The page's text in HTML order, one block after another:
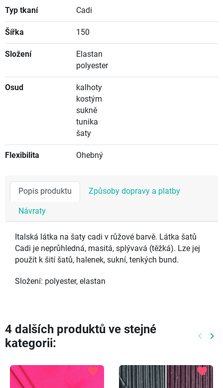
Typ tkaní Cadi
Šířka 150
Složení
Elastan
polyester
Osud
kalhoty
kostým
sukně
tunika
šaty
Flexibilita Ohebný
Popis produktu Způsoby dopravy a platby
Návraty
Italská látka na šaty cadi v růžové barvě. Látka šatů
Cadi je neprůhledná, masitá, splývavá (těžká). Lze jej
použít k šití šatů, halenek, sukní, tenkých bund.
Složení: polyester, elastan
4 dalších produktů ve stejné
kategorii:
keyboard_arrow_left keyboard_arrow_right
favorite favorite